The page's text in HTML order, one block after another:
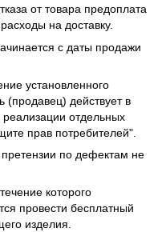
от товара предоплата
на доставку.
с даты продажи
установленного
(продавец) действует в
отдельных
прав потребителей".
претензии по дефектам не
которого
провести бесплатный
изделия.